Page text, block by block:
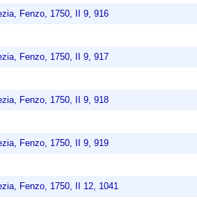
Fenzo, 1750, II 9, 916
Fenzo, 1750, II 9, 917
Fenzo, 1750, II 9, 918
Fenzo, 1750, II 9, 919
Fenzo, 1750, II 12, 1041